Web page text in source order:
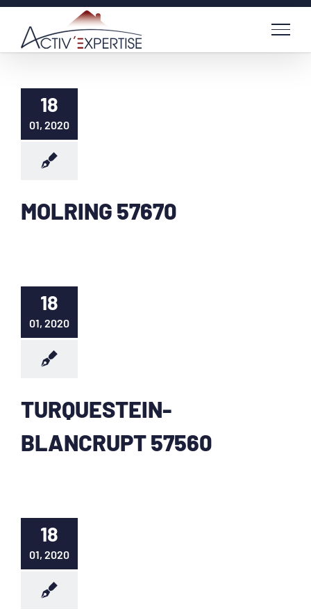
Passer
contenu
18
01, 2020
MOLRING 57670
18
01, 2020
TURQUESTEIN-
BLANCRUPT 57560
18
01, 2020